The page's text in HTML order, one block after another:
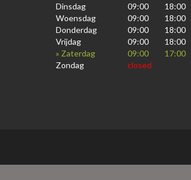
Dinsdag
09:00
18:00
Woensdag
09:00
18:00
Donderdag
09:00
18:00
Vrijdag
09:00
18:00
» Zaterdag
09:00
17:00
Zondag
closed